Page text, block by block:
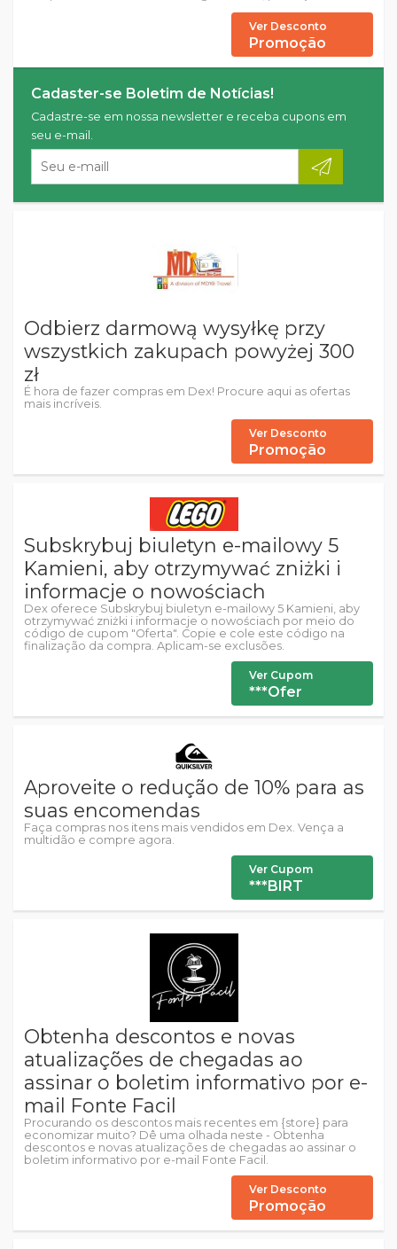
Ver Desconto
Promoção
Cadaster-se Boletim de Notícias!
Cadastre-se em nossa newsletter e receba cupons em
seu e-mail.
Odbierz darmową wysyłkę przy
wszystkich zakupach powyżej 300
zł
É hora de fazer compras em Dex! Procure aqui as ofertas
mais incríveis.
Ver Desconto
Promoção
Subskrybuj biuletyn e-mailowy 5
Kamieni, aby otrzymywać zniżki i
informacje o nowościach
Dex oferece Subskrybuj biuletyn e-mailowy 5 Kamieni, aby
otrzymywać zniżki i informacje o nowościach por meio do
código de cupom "Oferta". Copie e cole este código na
finalização da compra. Aplicam-se exclusões.
Ver Cupom
***Ofer
Aproveite o redução de 10% para as
suas encomendas
Faça compras nos itens mais vendidos em Dex. Vença a
multidão e compre agora.
Ver Cupom
***BIRT
Obtenha descontos e novas
atualizações de chegadas ao
assinar o boletim informativo por e-
mail Fonte Facil
Procurando os descontos mais recentes em {store} para
economizar muito? Dê uma olhada neste - Obtenha
descontos e novas atualizações de chegadas ao assinar o
boletim informativo por e-mail Fonte Facil.
Ver Desconto
Promoção